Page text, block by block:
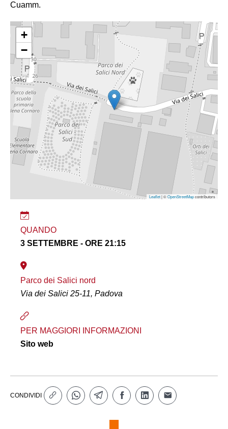
Cuamm.
+
−
Leaflet| ©OpenStreetMapcontributors
QUANDO
3 SETTEMBRE - ORE 21:15
Parco dei Salici nord
Via dei Salici 25-11, Padova
PER MAGGIORI INFORMAZIONI
Sito web
CONDIVIDI